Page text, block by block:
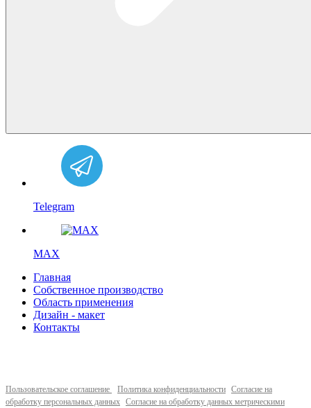
Telegram
MAX
Главная
Собственное производство
Область применения
Дизайн - макет
Контакты
Пользовательское соглашение Политика конфиденциальности Согласие на
обработку персональных данных Согласие на обработку данных метрическими